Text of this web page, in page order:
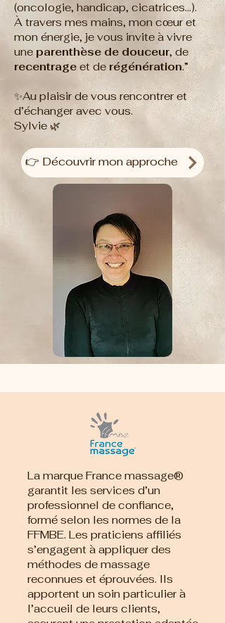
(oncologie, handicap, cicatrices…).
À travers mes mains, mon cœur et
mon énergie, je vous invite à vivre
une parenthèse de douceur, de
recentrage et de régénération.”
✨Au plaisir de vous rencontrer et
d’échanger avec vous.
Sylvie 🌿
👉 Découvrir mon approche
La marque France massage®
garantit les services d’un
professionnel de confiance,
formé selon les normes de la
FFMBE. Les praticiens affiliés
s’engagent à appliquer des
méthodes de massage
reconnues et éprouvées. Ils
apportent un soin particulier à
l’accueil de leurs clients,